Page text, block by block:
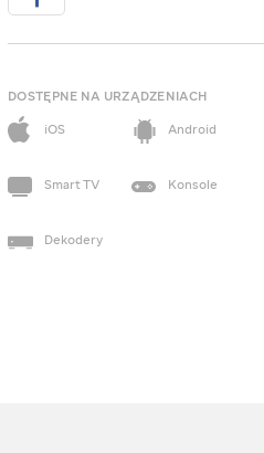
DOSTĘPNE NA URZĄDZENIACH
iOS
Android
Smart TV Konsole
Dekodery